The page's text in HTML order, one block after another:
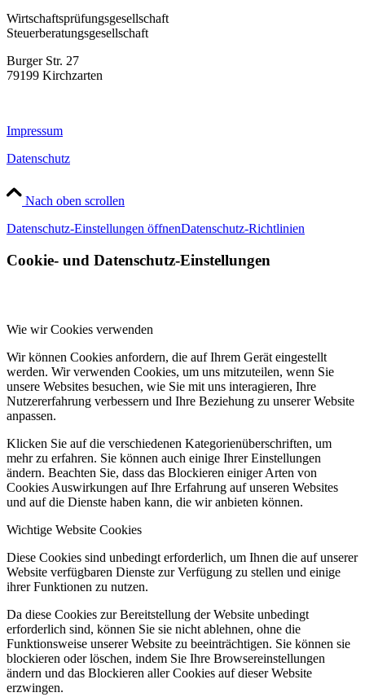
Wirtschaftsprüfungsgesellschaft
Steuerberatungsgesellschaft
Burger Str. 27
79199 Kirchzarten
Impressum
Datenschutz
Nach oben scrollen
Datenschutz-Einstellungen öffnenDatenschutz-Richtlinien
Cookie- und Datenschutz-Einstellungen
Wie wir Cookies verwenden
Wir können Cookies anfordern, die auf Ihrem Gerät eingestellt
werden. Wir verwenden Cookies, um uns mitzuteilen, wenn Sie
unsere Websites besuchen, wie Sie mit uns interagieren, Ihre
Nutzererfahrung verbessern und Ihre Beziehung zu unserer Website
anpassen.
Klicken Sie auf die verschiedenen Kategorienüberschriften, um
mehr zu erfahren. Sie können auch einige Ihrer Einstellungen
ändern. Beachten Sie, dass das Blockieren einiger Arten von
Cookies Auswirkungen auf Ihre Erfahrung auf unseren Websites
und auf die Dienste haben kann, die wir anbieten können.
Wichtige Website Cookies
Diese Cookies sind unbedingt erforderlich, um Ihnen die auf unserer
Website verfügbaren Dienste zur Verfügung zu stellen und einige
ihrer Funktionen zu nutzen.
Da diese Cookies zur Bereitstellung der Website unbedingt
erforderlich sind, können Sie sie nicht ablehnen, ohne die
Funktionsweise unserer Website zu beeinträchtigen. Sie können sie
blockieren oder löschen, indem Sie Ihre Browsereinstellungen
ändern und das Blockieren aller Cookies auf dieser Website
erzwingen.